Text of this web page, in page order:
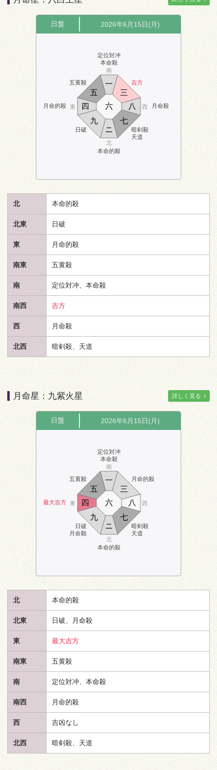
日盤 2026年6月15日(月)
五黄殺
定位対冲
本命殺
吉方
月命的殺 月命殺
日破
本命的殺
暗剣殺
天道
南
北
東 西
ニ
三
四
五
六
七
八
九
一
北 本命的殺
北東 日破
東 月命的殺
南東 五黄殺
南 定位対冲、本命殺
南西 吉方
西 月命殺
北西 暗剣殺、 天道
月命星：九紫火星 詳しく見る
日盤 2026年6月15日(月)
五黄殺
定位対冲
本命殺
月命的殺
最大吉方
日破
月命殺
本命的殺
暗剣殺
天道
南
北
東 西
ニ
三
四
五
六
七
八
九
一
北 本命的殺
北東 日破、月命殺
東 最大吉方
南東 五黄殺
南 定位対冲、本命殺
南西 月命的殺
西 吉凶なし
北西 暗剣殺、 天道